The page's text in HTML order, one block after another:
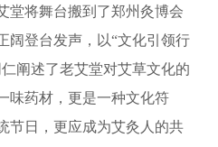
堂将舞台搬到了郑州灸博会
阔登台发声，以“文化引领行
阐述了老艾堂对艾草文化的
味药材，更是一种文化符
节日，更应成为艾灸人的共